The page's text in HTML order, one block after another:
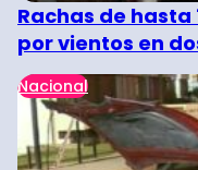
Rachas de hasta
por vientos en
Nacional